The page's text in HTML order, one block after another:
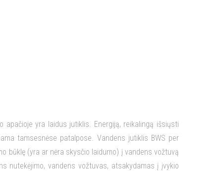
yra laidus jutiklis. Energiją, reikalingą išsiųsti
tamsesnėse patalpose. Vandens jutiklis BWS per
būklę (yra ar nėra skysčio laidumo) į vandens vožtuvą
nutekėjimo, vandens vožtuvas, atsakydamas į įvykio